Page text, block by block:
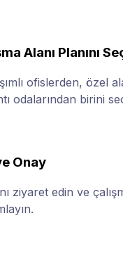
Alanı Planını
ofislerden, özel
odalarından birini
Onay
ziyaret edin ve